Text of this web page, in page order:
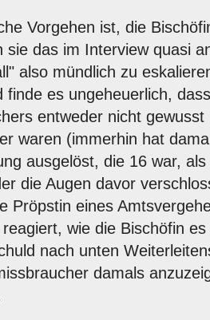
Vorgehen ist, die
sie das im Interview quasi
also mündlich zu
finde es ungeheuerlich,
entweder nicht
waren (immerhin hat
ausgelöst, die 16 war,
die Augen davor
Pröpstin eines
wie die Bischöfin
nach unten
damals